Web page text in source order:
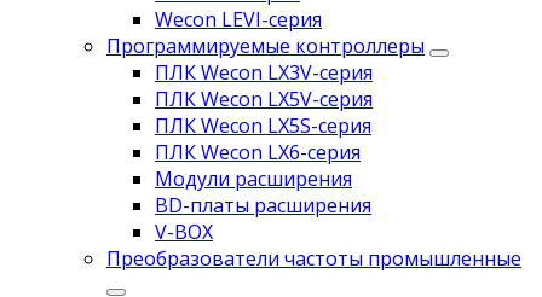
Wecon LEVI-серия
Программируемые контроллеры
ПЛК Wecon LX3V-серия
ПЛК Wecon LX5V-серия
ПЛК Wecon LX5S-серия
ПЛК Wecon LX6-серия
Модули расширения
BD-платы расширения
V-BOX
Преобразователи частоты промышленные